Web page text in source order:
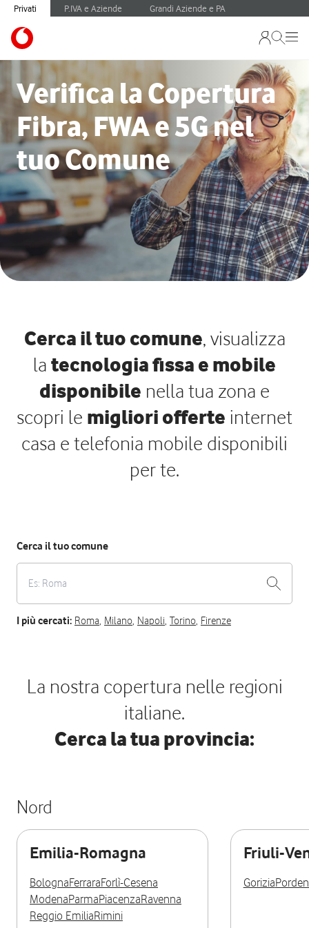
Privati P.IVA e Aziende Grandi Aziende e PA
Verifica la Copertura
Fibra, FWA e 5G nel
tuo Comune
Cerca il tuo comune, visualizza
la tecnologia fissa e mobile
disponibile nella tua zona e
scopri le migliori offerte internet
casa e telefonia mobile disponibili
per te.
Cerca il tuo comune
I più cercati: Roma, Milano, Napoli, Torino, Firenze
La nostra copertura nelle regioni
italiane.
Cerca la tua provincia:
Nord
Emilia-Romagna
BolognaFerraraForlì-Cesena
ModenaParmaPiacenzaRavenna
Reggio EmiliaRimini
Friuli-
Gorizia